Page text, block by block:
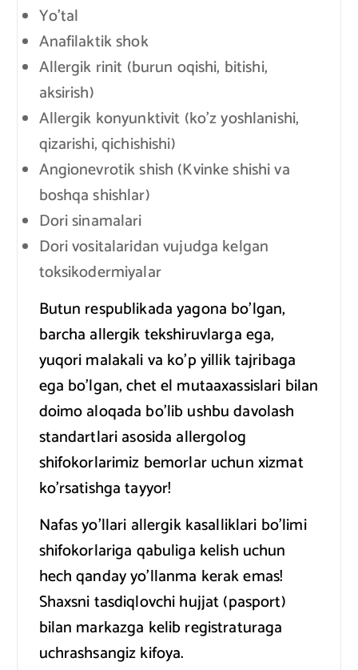
Yo’tal
Anafilaktik shok
Allergik rinit (burun oqishi, bitishi,
aksirish)
Allergik konyunktivit (ko’z yoshlanishi,
qizarishi, qichishishi)
Angionevrotik shish (Kvinke shishi va
boshqa shishlar)
Dori sinamalari
Dori vositalaridan vujudga kelgan
toksikodermiyalar
Butun respublikada yagona bo’lgan,
barcha allergik tekshiruvlarga ega,
yuqori malakali va ko’p yillik tajribaga
ega bo’lgan, chet el mutaaxassislari bilan
doimo aloqada bo’lib ushbu davolash
standartlari asosida allergolog
shifokorlarimiz bemorlar uchun xizmat
ko’rsatishga tayyor!
Nafas yo’llari allergik kasalliklari bo’limi
shifokorlariga qabuliga kelish uchun
hech qanday yo’llanma kerak emas!
Shaxsni tasdiqlovchi hujjat (pasport)
bilan markazga kelib registraturaga
uchrashsangiz kifoya.